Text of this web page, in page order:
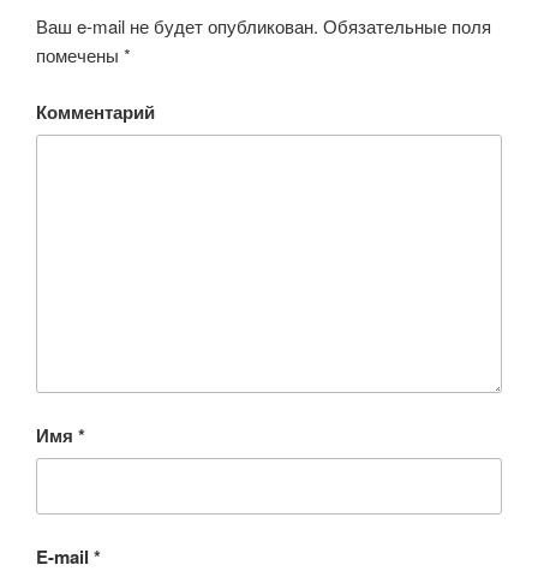
Ваш e-mail не будет опубликован. Обязательные поля
помечены *
Комментарий
Имя *
E-mail *